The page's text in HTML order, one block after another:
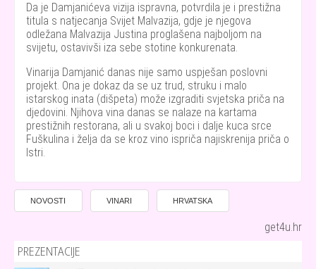
Da je Damjanićeva vizija ispravna, potvrdila je i prestižna
titula s natjecanja Svijet Malvazija, gdje je njegova
odležana Malvazija Justina proglašena najboljom na
svijetu, ostavivši iza sebe stotine konkurenata.
Vinarija Damjanić danas nije samo uspješan poslovni
projekt. Ona je dokaz da se uz trud, struku i malo
istarskog inata (dišpeta) može izgraditi svjetska priča na
djedovini. Njihova vina danas se nalaze na kartama
prestižnih restorana, ali u svakoj boci i dalje kuca srce
Fuškulina i želja da se kroz vino ispriča najiskrenija priča o
Istri.
NOVOSTI VINARI HRVATSKA
get4u.hr
PREZENTACIJE